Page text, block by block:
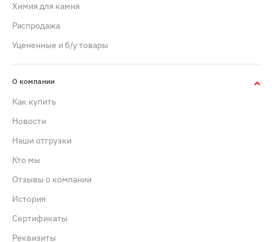
Химия для камня
Распродажа
Уцененные и б/у товары
О компании
Как купить
Новости
Наши отгрузки
Кто мы
Отзывы о компании
История
Сертификаты
Реквизиты